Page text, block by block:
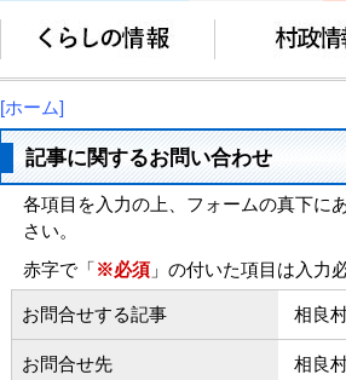
[ホーム]
記事に関するお問い合わせ
各項目を入力の上、フォームの真下に
さい。
赤字で「※必須 」の付いた項目は入力
お問合せする記事 相良
お問合せ先 相良